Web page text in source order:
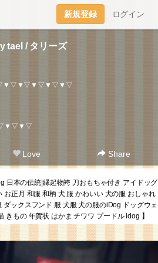
新規登録 ログイン
tael / タリーズ
Love Share
日本の伝統|縁起物袴 刀おもちゃ付き アイドッグ
お正月 和服 和柄 犬 服 かわいい 犬の服 おしゃれ
ダックスフンド 服 犬服 犬の服のiDog ドッグウェ
きもの 年賀状 はかま チワワ プードル idog 】